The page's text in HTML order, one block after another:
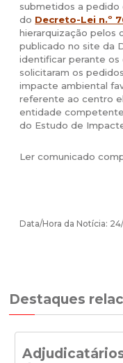
submetidos a pedido
do Decreto-Lei n.º
hierarquização pelos
publicado no site da
identificar perante os
solicitaram os
impacte ambiental
referente ao centro
entidade competente
do Estudo de
Ler comunicado
Data/Hora da Notícia:
Destaques